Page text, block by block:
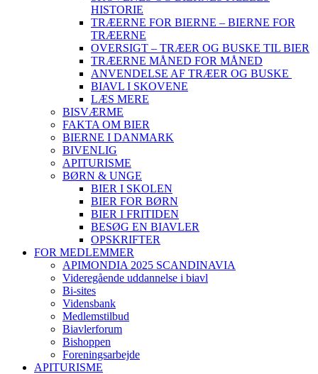
HISTORIE
TRÆERNE FOR BIERNE – BIERNE FOR
TRÆERNE
OVERSIGT – TRÆER OG BUSKE TIL BIER
TRÆERNE MÅNED FOR MÅNED
ANVENDELSE AF TRÆER OG BUSKE
BIAVL I SKOVENE
LÆS MERE
BISVÆRME
FAKTA OM BIER
BIERNE I DANMARK
BIVENLIG
APITURISME
BØRN & UNGE
BIER I SKOLEN
BIER FOR BØRN
BIER I FRITIDEN
BESØG EN BIAVLER
OPSKRIFTER
FOR MEDLEMMER
APIMONDIA 2025 SCANDINAVIA
Videregående uddannelse i biavl
Bi-sites
Vidensbank
Medlemstilbud
Biavlerforum
Bishoppen
Foreningsarbejde
APITURISME